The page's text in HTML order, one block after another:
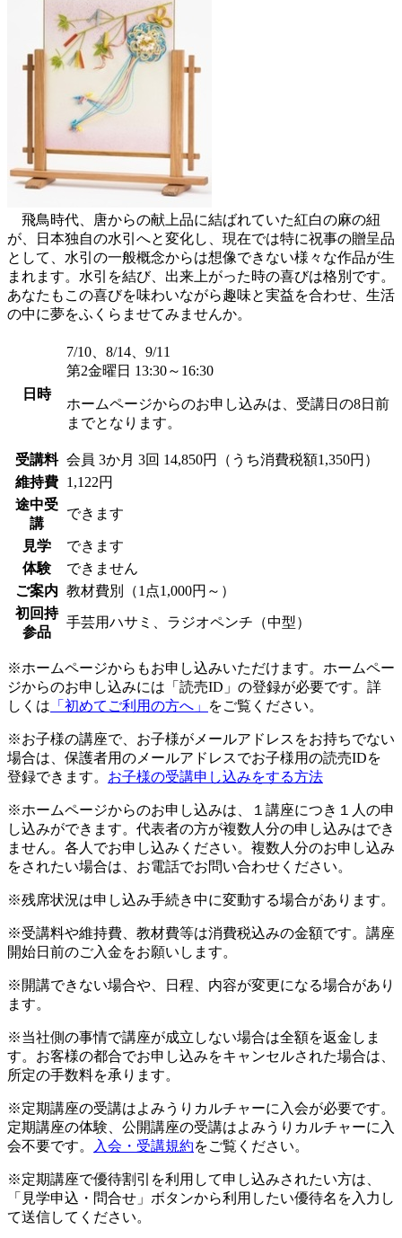
飛鳥時代、唐からの献上品に結ばれていた紅白の麻の紐
が、日本独自の水引へと変化し、現在では特に祝事の贈呈品
として、水引の一般概念からは想像できない様々な作品が生
まれます。水引を結び、出来上がった時の喜びは格別です。
あなたもこの喜びを味わいながら趣味と実益を合わせ、生活
の中に夢をふくらませてみませんか。
日時
7/10、8/14、9/11
第2金曜日 13:30～16:30
ホームページからのお申し込みは、受講日の8日前
までとなります。
受講料 会員 3か月 3回 14,850円（うち消費税額1,350円）
維持費
1,122円
途中受
講
できます
見学
できます
体験
できません
ご案内 教材費別（1点1,000円～）
初回持
参品
手芸用ハサミ、ラジオペンチ（中型）
※ホームページからもお申し込みいただけます。ホームペー
ジからのお申し込みには「読売ID」の登録が必要です。詳
しくは 「初めてご利用の方へ」 をご覧ください。
※お子様の講座で、お子様がメールアドレスをお持ちでない
場合は、保護者用のメールアドレスでお子様用の読売IDを
登録できます。 お子様の受講申し込みをする方法
※ホームページからのお申し込みは、１講座につき１人の申
し込みができます。代表者の方が複数人分の申し込みはでき
ません。各人でお申し込みください。複数人分のお申し込み
をされたい場合は、お電話でお問い合わせください。
※残席状況は申し込み手続き中に変動する場合があります。
※受講料や維持費、教材費等は消費税込みの金額です。講座
開始日前のご入金をお願いします。
※開講できない場合や、日程、内容が変更になる場合があり
ます。
※当社側の事情で講座が成立しない場合は全額を返金しま
す。お客様の都合でお申し込みをキャンセルされた場合は、
所定の手数料を承ります。
※定期講座の受講はよみうりカルチャーに入会が必要です。
定期講座の体験、公開講座の受講はよみうりカルチャーに入
会不要です。
入会・受講規約をご覧ください。
※定期講座で優待割引を利用して申し込みされたい方は、
「見学申込・問合せ」ボタンから利用したい優待名を入力し
て送信してください。